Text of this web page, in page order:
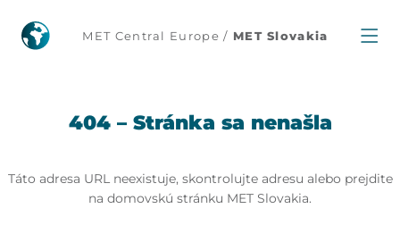
404 MET Central Europe / MET Slovakia
404 – Stránka sa nenašla
Táto adresa URL neexistuje, skontrolujte adresu alebo prejdite
na domovskú stránku MET Slovakia.